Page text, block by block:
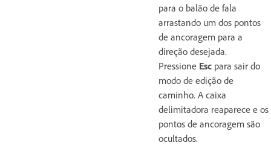
para o balão de fala
arrastando um dos pontos
de ancoragem para a
direção desejada.
Pressione Esc para sair do
modo de edição de
caminho. A caixa
delimitadora reaparece e os
pontos de ancoragem são
ocultados.